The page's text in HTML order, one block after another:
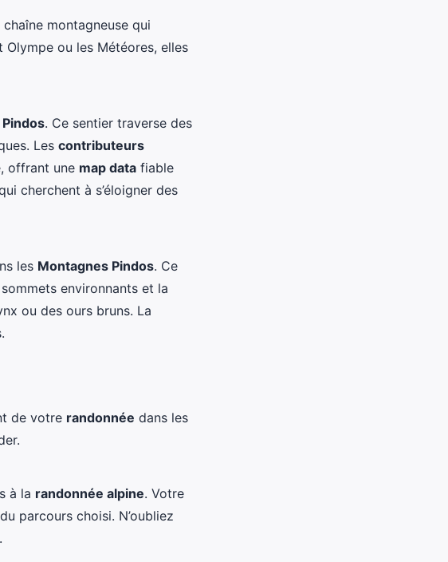
montagneuse qui
ou les Météores, elles
. Ce sentier traverse des
Les contributeurs
offrant une map data fiable
cherchent à s’éloigner des
les Montagnes Pindos. Ce
environnants et la
ou des ours bruns. La
de votre randonnée dans les
à la randonnée alpine. Votre
parcours choisi. N’oubliez